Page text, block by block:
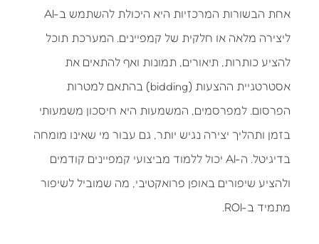
אחת הבשורות המרכזיות היא היכולת להשתמש ב-AI
ליצירה מלאה או חלקית של קמפיינים. המערכת תוכל
להציע כותרות, תיאורים, תמונות ואף להתאים את
אסטרטגיית ההצעות (bidding) בהתאם למטרות
הפרסום. למפרסמים, המשמעות היא חיסכון משמעותי
בזמן ותהליך יצירה נגיש יותר, גם עבור מי שאינו מומחה
בדיגיטל. ה-AI יכול ללמוד מביצועי קמפיינים קודמים
ולהציע שיפורים באופן פרואקטיבי, מה שמוביל לשיפור
מתמיד ב-ROI.